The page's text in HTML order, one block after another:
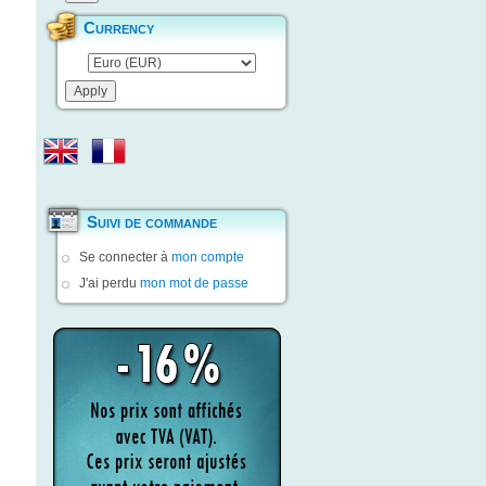
Currency
Suivi de commande
Se connecter à mon compte
J'ai perdu mon mot de passe